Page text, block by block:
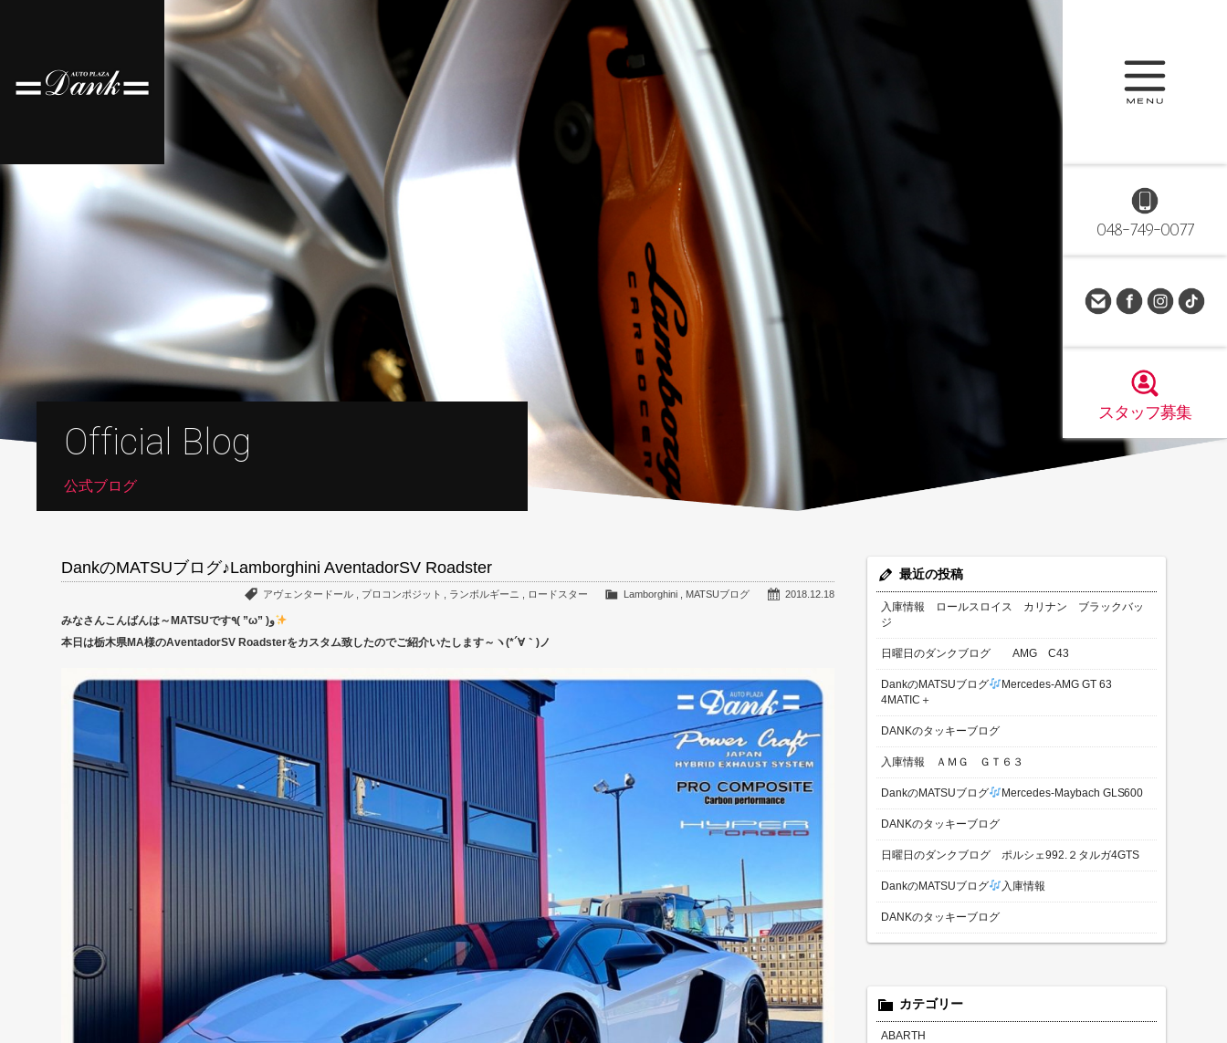
048-749-0077
スタッフ募集
Official Blog
公式ブログ
DankのMATSUブログ♪Lamborghini AventadorSV Roadster
2018.12.18
Lamborghini MATSUブログ
アヴェンタードール, プロコンポジット ランボルギーニ ロードスター
みなさんこんばんは～MATSUです٩( ”ω” )و
本日は栃木県MA様のAventadorSV Roadsterをカスタム致したのでご紹介いたします～ヽ(*´∀｀)ノ
最近の投稿
入庫情報 ロールスロイス カリナン ブラックバッ
ジ
日曜日のダンクブログ AMG C43
DankのMATSUブログ
Mercedes-AMG GT 63
4MATIC＋
DANKのタッキーブログ
入庫情報 ＡＭＧ ＧＴ６３
DankのMATSUブログ Mercedes-Maybach GLS600
DANKのタッキーブログ
日曜日のダンクブログ ポルシェ992.２タルガ4GTS
DankのMATSUブログ 入庫情報
DANKのタッキーブログ
カテゴリー
ABARTH